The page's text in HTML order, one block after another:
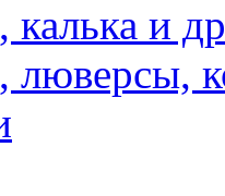
калька и